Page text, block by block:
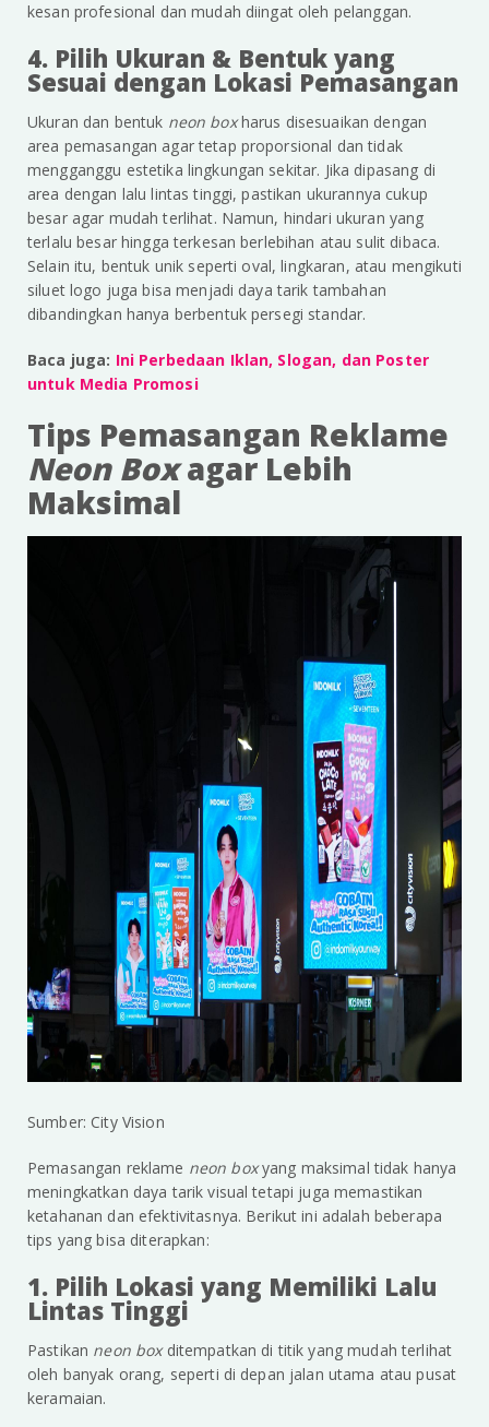
kesan profesional dan mudah diingat oleh pelanggan.
4. Pilih Ukuran & Bentuk yang
Sesuai dengan Lokasi Pemasangan
Ukuran dan bentuk neon boxharus disesuaikan dengan
area pemasangan agar tetap proporsional dan tidak
mengganggu estetika lingkungan sekitar. Jika dipasang di
area dengan lalu lintas tinggi, pastikan ukurannya cukup
besar agar mudah terlihat. Namun, hindari ukuran yang
terlalu besar hingga terkesan berlebihan atau sulit dibaca.
Selain itu, bentuk unik seperti oval, lingkaran, atau mengikuti
siluet logo juga bisa menjadi daya tarik tambahan
dibandingkan hanya berbentuk persegi standar.
Baca juga: Ini Perbedaan Iklan, Slogan, dan Poster
untuk Media Promosi
Tips Pemasangan Reklame
Neon Boxagar Lebih
Maksimal
Sumber: City Vision
Pemasangan reklame neon boxyang maksimal tidak hanya
meningkatkan daya tarik visual tetapi juga memastikan
ketahanan dan efektivitasnya. Berikut ini adalah beberapa
tips yang bisa diterapkan:
1. Pilih Lokasi yang Memiliki Lalu
Lintas Tinggi
Pastikan neon boxditempatkan di titik yang mudah terlihat
oleh banyak orang, seperti di depan jalan utama atau pusat
keramaian.